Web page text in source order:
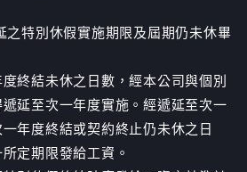
之特別休假實施期限及屆期仍未休畢
終結未休之日數，經本公司與個別
延至次一年度實施。經遞延至次一
年度終結或契約終止仍未休之日
定期限發給工資。